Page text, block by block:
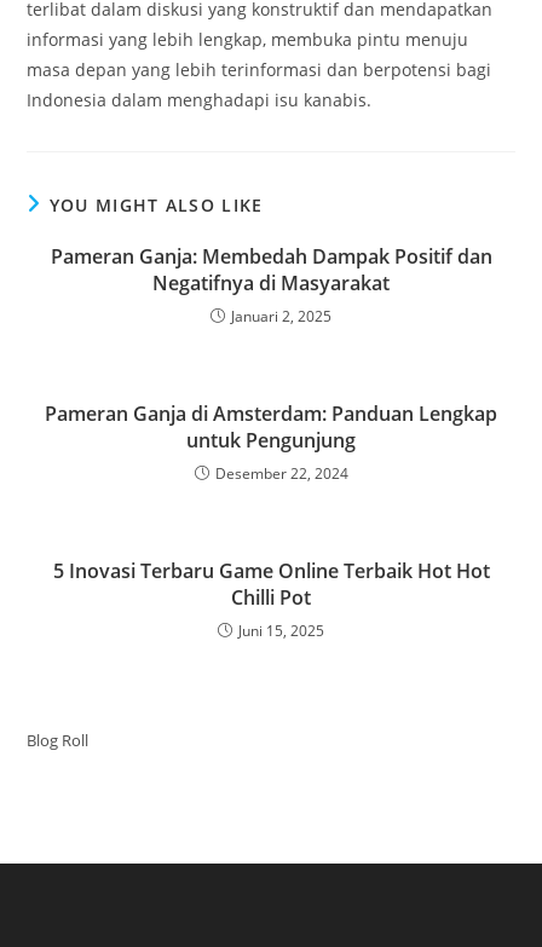
terlibat dalam diskusi yang konstruktif dan mendapatkan
informasi yang lebih lengkap, membuka pintu menuju
masa depan yang lebih terinformasi dan berpotensi bagi
Indonesia dalam menghadapi isu kanabis.
YOU MIGHT ALSO LIKE
Pameran Ganja: Membedah Dampak Positif dan
Negatifnya di Masyarakat
Januari 2, 2025
Pameran Ganja di Amsterdam: Panduan Lengkap
untuk Pengunjung
Desember 22, 2024
5 Inovasi Terbaru Game Online Terbaik Hot Hot
Chilli Pot
Juni 15, 2025
Blog Roll